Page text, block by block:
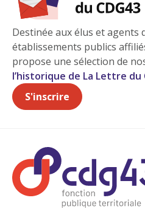
Destinée aux élus et agents
établissements publics
propose une sélection de
l’historique de La Lettre du
S'inscrire